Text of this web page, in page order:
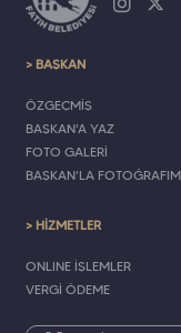
> BAŞKAN
ÖZGEÇMİŞ
BAŞKAN'A YAZ
FOTO GALERİ
BAŞKAN'LA FOTOĞRAFIM
> HİZMETLER
ONLINE İŞLEMLER
VERGİ ÖDEME